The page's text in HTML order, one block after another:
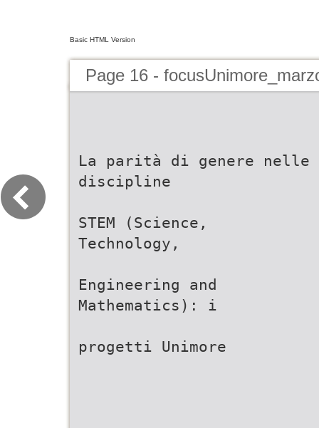
Basic HTML Version
Page 16 -
La parità di genere nelle
discipline
STEM (Science,
Technology,
Engineering and
Mathematics): i
progetti Unimore